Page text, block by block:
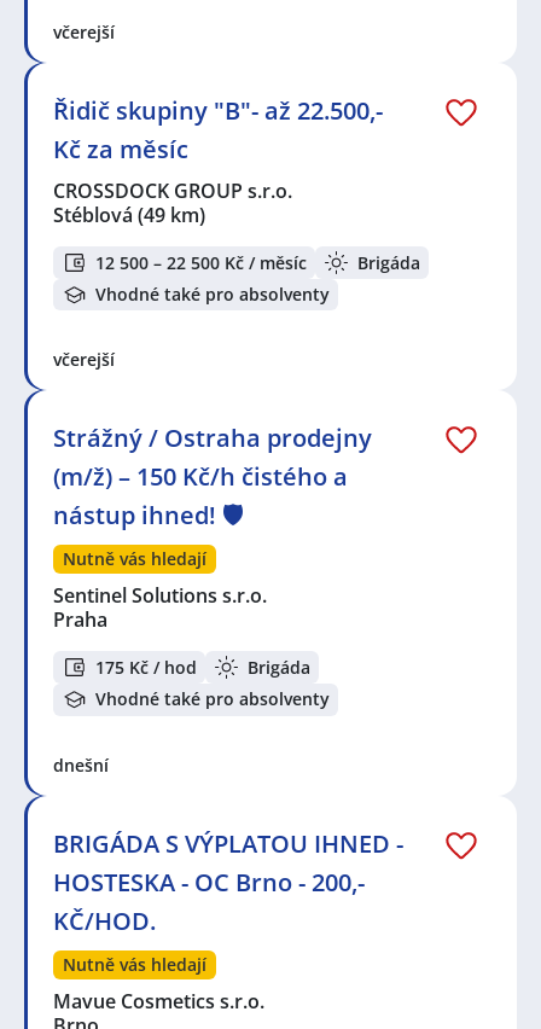
včerejší
Řidič skupiny "B"- až 22.500,-
Kč za měsíc
CROSSDOCK GROUP s.r.o.
Stéblová (49 km)
12 500 – 22 500 Kč / měsíc
Brigáda
Vhodné také pro absolventy
včerejší
Strážný / Ostraha prodejny
(m/ž) – 150 Kč/h čistého a
nástup ihned! 🛡️
Nutně vás hledají
Sentinel Solutions s.r.o.
Praha
175 Kč / hod
Brigáda
Vhodné také pro absolventy
dnešní
BRIGÁDA S VÝPLATOU IHNED -
HOSTESKA - OC Brno - 200,-
KČ/HOD.
Nutně vás hledají
Mavue Cosmetics s.r.o.